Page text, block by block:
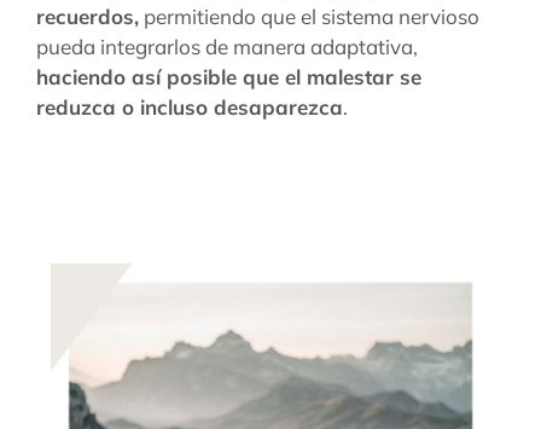
recuerdos,permitiendo que el sistema nervioso
pueda integrarlos de manera adaptativa,
haciendo así posible que el malestar se
reduzca o incluso desaparezca.